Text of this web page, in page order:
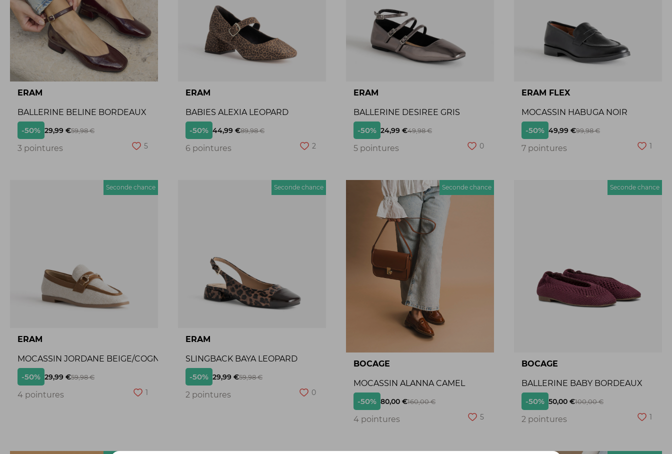
ERAM
BALLERINE BELINE BORDEAUX
-50% 29,99 €59,98 €
3 pointures 5
ERAM
BABIES ALEXIA LEOPARD
-50% 44,99 €89,98 €
6 pointures 2
ERAM
BALLERINE DESIREE GRIS
-50% 24,99 €49,98 €
5 pointures 0
ERAM FLEX
MOCASSIN HABUGA NOIR
-50% 49,99 €99,98 €
7 pointures 1
Seconde chance
ERAM
MOCASSIN JORDANE BEIGE/COGNAC
-50% 29,99 €59,98 €
4 pointures 1
Seconde chance
ERAM
SLINGBACK BAYA LEOPARD
-50% 29,99 €59,98 €
2 pointures 0
Seconde chance
BOCAGE
MOCASSIN ALANNA CAMEL
-50% 80,00 €160,00 €
4 pointures 5
Seconde chance
BOCAGE
BALLERINE BABY BORDEAUX
-50% 50,00 €100,00 €
2 pointures 1